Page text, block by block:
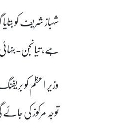
شہباز شریف کو
ہے، تیانجن-
وزیر اعظم کو
توجہ مرکوز کی